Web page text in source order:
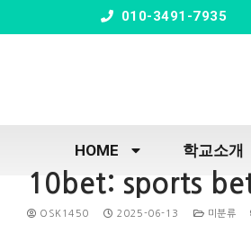
010-3491-7935
HOME 학교소개
‎10bet: sports
OSK1450 2025-06-13 미분류